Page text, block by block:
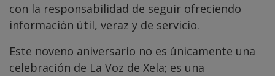
con la responsabilidad de seguir ofreciendo
información útil, veraz y de servicio.
Este noveno aniversario no es únicamente una
celebración de La Voz de Xela; es una